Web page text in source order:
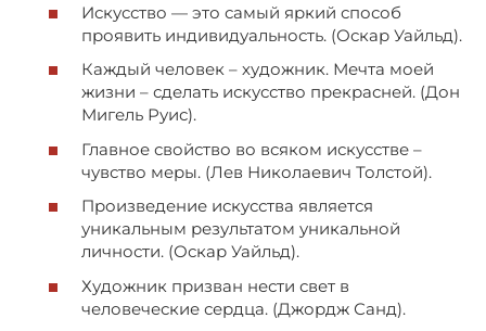
Искусство — это самый яркий способ
проявить индивидуальность. (Оскар Уайльд).
Каждый человек – художник. Мечта моей
жизни – сделать искусство прекрасней. (Дон
Мигель Руис).
Главное свойство во всяком искусстве –
чувство меры. (Лев Николаевич Толстой).
Произведение искусства является
уникальным результатом уникальной
личности. (Оскар Уайльд).
Художник призван нести свет в
человеческие сердца. (Джордж Санд).